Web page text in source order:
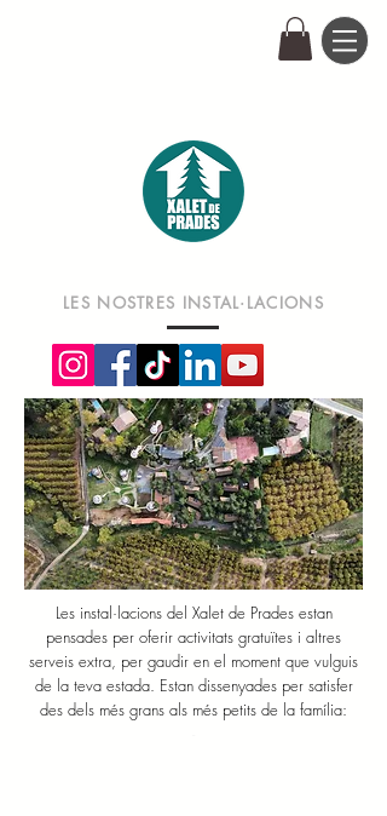
LES NOSTRES INSTAL·LACIONS
Les instal·lacions del Xalet de Prades estan
pensades per oferir activitats gratuïtes i altres
serveis extra, per gaudir en el moment que vulguis
de la teva estada. Estan dissenyades per satisfer
des dels més grans als més petits de la família: